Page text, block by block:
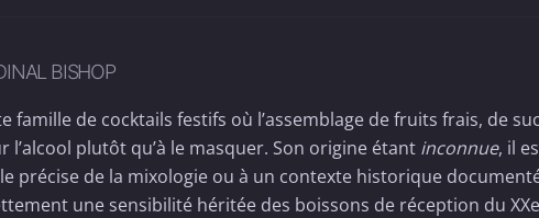
BISHOP
famille de cocktails festifs où l’assemblage de fruits frais, de
l’alcool plutôt qu’à le masquer. Son origine étant inconnue, il
précise de la mixologie ou à un contexte historique
une sensibilité héritée des boissons de réception du